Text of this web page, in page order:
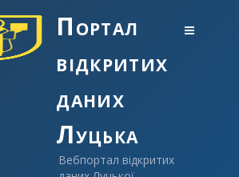
Портал
відкритих
даних
Луцька
Вебпортал відкритих